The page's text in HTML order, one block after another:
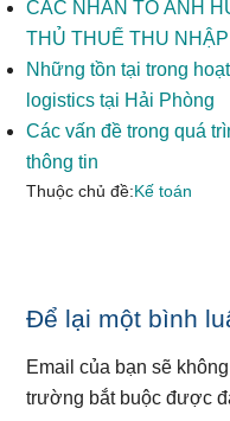
CÁC NHÂN TỐ ẢNH
THỦ THUẾ THU
Những tồn tại trong
logistics tại Hải Phòng
Các vấn đề trong quá
thông tin
Thuộc chủ đề:Kế toán
Reader
Interactions
Để lại một bình
Email của bạn sẽ
trường bắt buộc được